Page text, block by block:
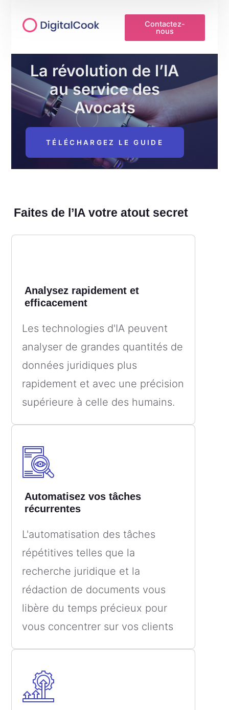
Contactez-
nous
La révolution de l’IA
au service des
Avocats
TÉLÉCHARGEZ LE GUIDE
Faites de l’IA votre atout secret
Analysez rapidement et
efficacement
Les technologies d'IA peuvent
analyser de grandes quantités de
données juridiques plus
rapidement et avec une précision
supérieure à celle des humains.
Automatisez vos tâches
récurrentes
L'automatisation des tâches
répétitives telles que la
recherche juridique et la
rédaction de documents vous
libère du temps précieux pour
vous concentrer sur vos clients